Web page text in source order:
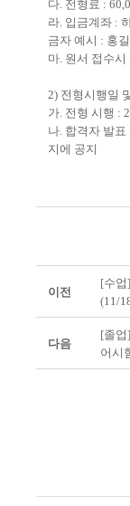
다. 전형료 :
라. 입금계좌 :
금자 예시 : 홍
마. 원서 접수
2) 전형시행일
가. 전형 시행 :
나. 합격자 발
지에 공지
이전
[수업
(11/
다음
[졸업
어시